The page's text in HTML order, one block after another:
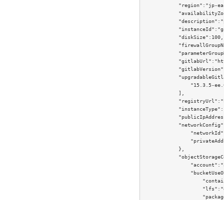
"region":"jp-
            "diskSize":100,
"15.3.5-
            ],
            },